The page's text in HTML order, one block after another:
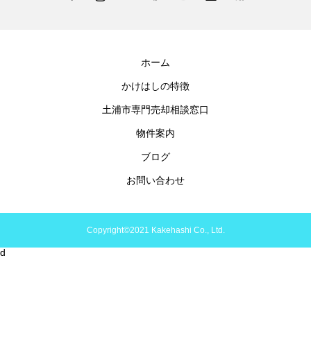
ホーム
かけはしの特徴
土浦市専門売却相談窓口
物件案内
ブログ
お問い合わせ
Copyright©2021 Kakehashi Co., Ltd.
d